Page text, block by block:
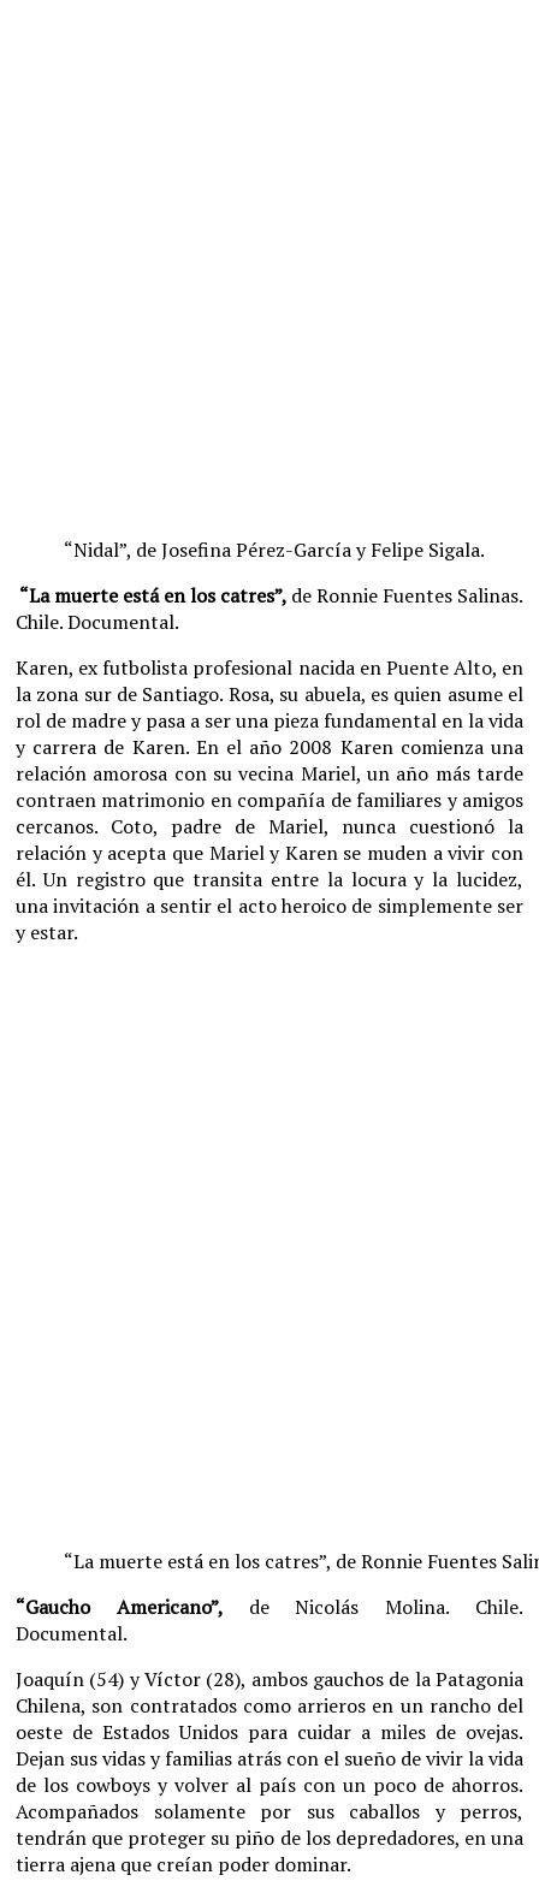
“Nidal”, de Josefina Pérez-García y Felipe Sigala.
“La muerte está en los catres”, de Ronnie Fuentes Salinas.
Chile. Documental.
Karen, ex futbolista profesional nacida en Puente Alto, en
la zona sur de Santiago. Rosa, su abuela, es quien asume el
rol de madre y pasa a ser una pieza fundamental en la vida
y carrera de Karen. En el año 2008 Karen comienza una
relación amorosa con su vecina Mariel, un año más tarde
contraen matrimonio en compañía de familiares y amigos
cercanos. Coto, padre de Mariel, nunca cuestionó la
relación y acepta que Mariel y Karen se muden a vivir con
él. Un registro que transita entre la locura y la lucidez,
una invitación a sentir el acto heroico de simplemente ser
y estar.
“La muerte está en los catres”, de Ronnie Fuentes
“Gaucho Americano”, de Nicolás Molina. Chile.
Documental.
Joaquín (54) y Víctor (28), ambos gauchos de la Patagonia
Chilena, son contratados como arrieros en un rancho del
oeste de Estados Unidos para cuidar a miles de ovejas.
Dejan sus vidas y familias atrás con el sueño de vivir la vida
de los cowboys y volver al país con un poco de ahorros.
Acompañados solamente por sus caballos y perros,
tendrán que proteger su piño de los depredadores, en una
tierra ajena que creían poder dominar.